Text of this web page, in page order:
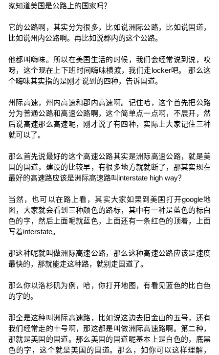
家知道美国是公路上的国家吗？
它的公路啊，其实分为很多，比如说洲际公路，比如说国道，
比如说州内公路啊。再比如说郡内的这个公路。
他都叫嗨味。所以在美国生活的时候，我们会经常说到说，哎
呀，这个现在上下班时间嗨味横渡，我们走locker吧。 那么这
个嗨味其实指的是刚才说到的四种，告诉国道。
州际高速，州内高速和郡内高速啊。记住哈，这个首先把公路
分为普通公路和高速公路啊，这个简单点一点啊，不展开，然
后说高速那么高速呢，刚才说了有四种，实际上大家记住三种
就可以了。
那么首先说最好的这个高速公路其实是洲际高速公路，就是美
国的国道，建设的比较早，有很多地方就就断了，那其实现在
最好的高速路应该是洲际高速路叫interstate high way？
当然，也可以在路上看，其实大家如果到美国打开google地
图，大家就会看到三种颜色的路标，其中有一种是蓝色的标白
色的字，然后上面呢就蓝色，上面还有一条红色的顶着，上面
写着interstate。
那这种呢就叫做洲际高速公路，那么这种高速公路应该是速度
最快的，那就能走这种路，就别走国道了。
那么你以洛杉矶为例，哈，你打开地图，有看见蓝色的比白色
的字的。
那全是这种叫洲际高速路，比如说这边去旧金山的五号，还有
我们经常走的十号啊，那这都是叫做洲际高速路啊。第二种，
那就是美国的国道。那么美国的国道呢基本上是白色的，底黑
色的字，这个就是美国的国道。那么，如你可以这样理解，